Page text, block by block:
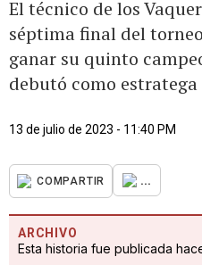
El técnico de los
séptima final del
ganar su quinto
debutó como estratega
13 de julio de 2023 - 11:40 PM
COMPARTIR ...
ARCHIVO
Esta historia fue publicada